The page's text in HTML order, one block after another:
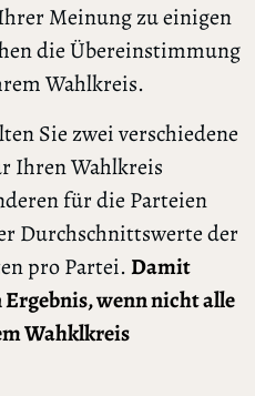
Meinung zu einigen
die Übereinstimmung
Wahlkreis.
Sie zwei verschiedene
Ihren Wahlkreis
für die Parteien
Durchschnittswerte der
pro Partei.Damit
wenn nicht alle
Wahklkreis